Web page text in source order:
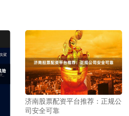
济南股票配资平台推荐：正规公
司安全可靠